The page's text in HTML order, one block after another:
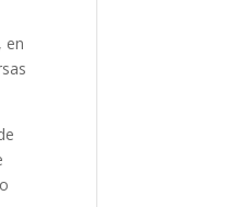
en